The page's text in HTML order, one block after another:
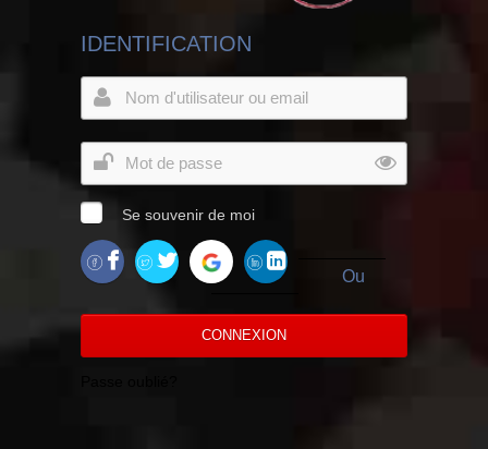
IDENTIFICATION
Se souvenir de moi
Ou
CONNEXION